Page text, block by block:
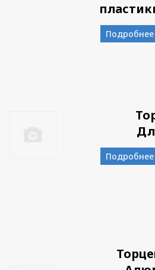
Подробнее
Подробнее